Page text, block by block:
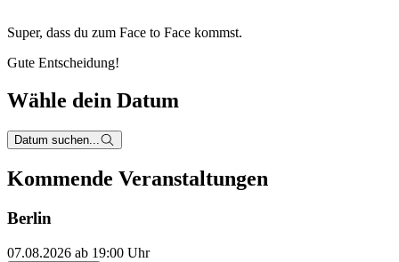
Super, dass du zum Face to Face kommst.
Gute Entscheidung!
Wähle dein Datum
Datum suchen...
Kommende Veranstaltungen
Berlin
07.08.2026 ab 19:00 Uhr